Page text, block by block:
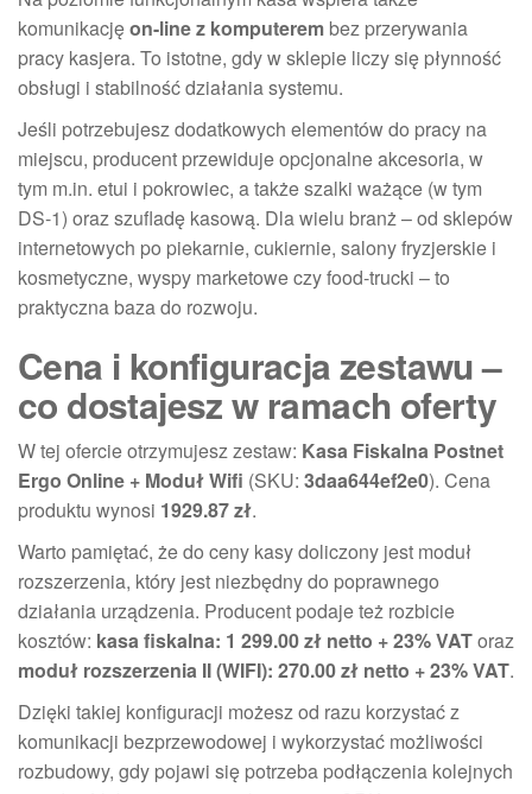
komunikacjęon-line z komputerem bez przerywania
pracy kasjera. To istotne, gdy w sklepie liczy się płynność
obsługi i stabilność działania systemu.
Jeśli potrzebujesz dodatkowych elementów do pracy na
miejscu, producent przewiduje opcjonalne akcesoria, w
tym m.in. etui i pokrowiec, a także szalki ważące (w tym
DS-1) oraz szufladę kasową. Dla wielu branż – od sklepów
internetowych po piekarnie, cukiernie, salony fryzjerskie i
kosmetyczne, wyspy marketowe czy food-trucki – to
praktyczna baza do rozwoju.
Cena i konfiguracja zestawu –
co dostajesz w ramach oferty
W tej ofercie otrzymujesz zestaw: Kasa Fiskalna Postnet
Ergo Online + Moduł Wifi (SKU: 3daa644ef2e0). Cena
produktu wynosi 1929.87 zł.
Warto pamiętać, że do ceny kasy doliczony jest moduł
rozszerzenia, który jest niezbędny do poprawnego
działania urządzenia. Producent podaje też rozbicie
kosztów: kasa fiskalna: 1 299.00 zł netto + 23% VAToraz
moduł rozszerzenia II (WIFI): 270.00 zł netto + 23% VAT.
Dzięki takiej konfiguracji możesz od razu korzystać z
komunikacji bezprzewodowej i wykorzystać możliwości
rozbudowy, gdy pojawi się potrzeba podłączenia kolejnych